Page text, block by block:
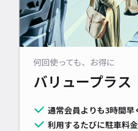
何回使っても、お得に
バリュープラス
通常会員よりも3時間早
利用するたびに駐車料